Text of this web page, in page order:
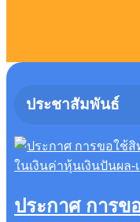
ประชาสัมพันธ์
ประกาศ การ